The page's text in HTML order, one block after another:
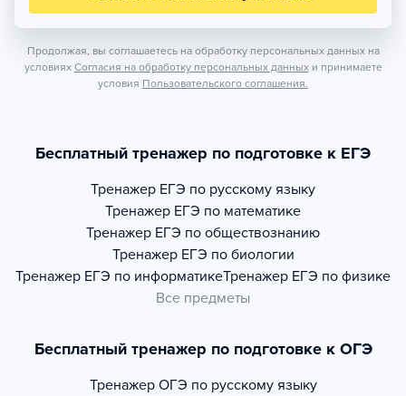
Продолжая, вы соглашаетесь на обработку персональных данных на
условиях Согласия на обработку персональных данных и принимаете
условия Пользовательского соглашения.
Бесплатный тренажер по подготовке к ЕГЭ
Тренажер ЕГЭ по русскому языку
Тренажер ЕГЭ по математике
Тренажер ЕГЭ по обществознанию
Тренажер ЕГЭ по биологии
Тренажер ЕГЭ по информатикеТренажер ЕГЭ по физике
Все предметы
Бесплатный тренажер по подготовке к ОГЭ
Тренажер ОГЭ по русскому языку